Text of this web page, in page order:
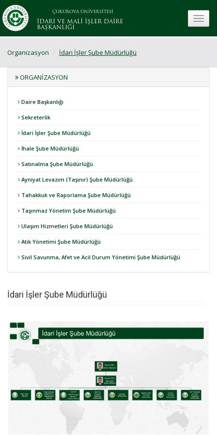
ÇUKUROVA ÜNİVERSİTESİ
İDARİ VE MALİ İŞLER DAİRE
BAŞKANLIĞI
Organizasyon İdari İşler Şube Müdürlüğü
ORGANIZASYON
Daire Başkanlığı
Sekreterlik
İdari İşler Şube Müdürlüğü
İhale Şube Müdürlüğü
Satınalma Şube Müdürlüğü
Ayniyat Levazım (Taşınır) Şube Müdürlüğü
Tahakkuk ve Raporlama Şube Müdürlüğü
Taşınmaz Yönetim Şube Müdürlüğü
Ulaşım Hizmetleri Şube Müdürlüğü
Atık Yönetimi Şube Müdürlüğü
Sivil Savunma, Afet ve Acil Durum Yönetimi Şube Müdürlüğü
İdari İşler Şube Müdürlüğü